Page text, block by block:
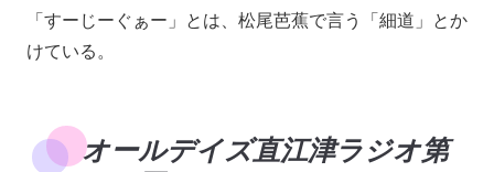
「すーじーぐぁー」とは、松尾芭蕉で言う「細道」とか
けている。
オールデイズ直江津ラジオ第